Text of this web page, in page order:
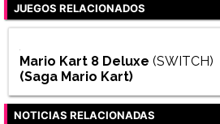
JUEGOS RELACIONADOS
Mario Kart 8 Deluxe (SWITCH)
(Saga Mario Kart)
NOTICIAS RELACIONADAS